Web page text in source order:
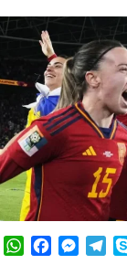
WhatsApp
Facebook